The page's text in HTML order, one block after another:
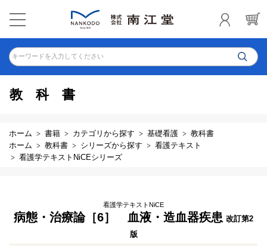
キーワードを入力してください
教科書
ホーム 書籍 カテゴリから探す 基礎看護
教科書
ホーム
教科書 シリーズから探す
看護テキスト
看護学テキストNiCEシリーズ
看護学テキストNiCE
病態・治療論［6］ 血液・造血器疾患 改訂第2
版